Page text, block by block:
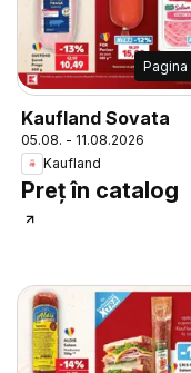
Pagina
Kaufland Sovata
05.08. - 11.08.2026
Kaufland
Preț în catalog